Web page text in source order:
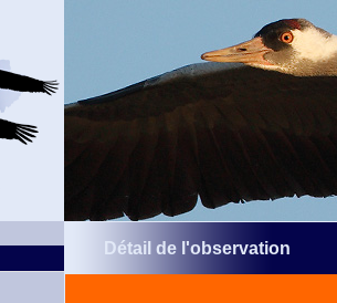
Détail de l'observation